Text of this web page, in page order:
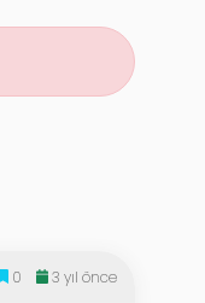
0 3 yıl önce